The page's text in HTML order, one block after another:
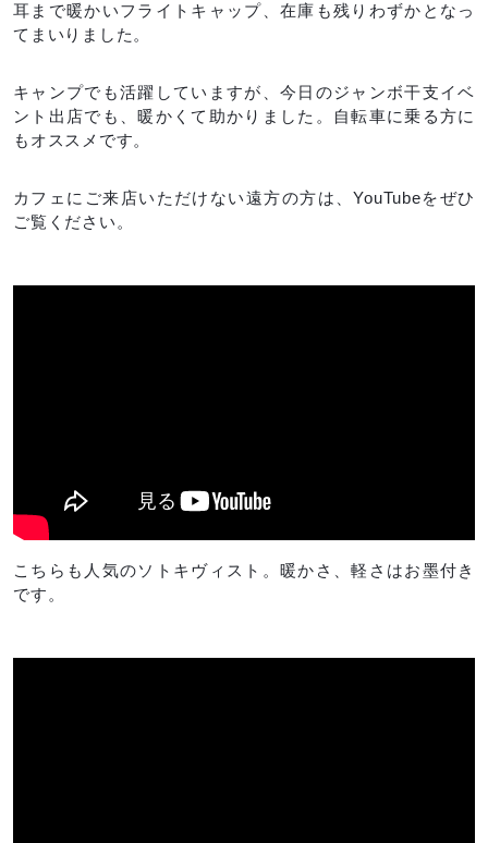
耳まで暖かいフライトキャップ、在庫も残りわずかとなっ
てまいりました。
キャンプでも活躍していますが、今日のジャンボ干支イベ
ント出店でも、暖かくて助かりました。自転車に乗る方に
もオススメです。
カフェにご来店いただけない遠方の方は、YouTubeをぜひ
ご覧ください。
こちらも人気のソトキヴィスト。暖かさ、軽さはお墨付き
です。